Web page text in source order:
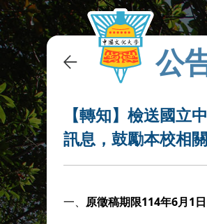
公
【轉知】檢送國
訊息，鼓勵本校相
一、 原徵稿期限114年6月1